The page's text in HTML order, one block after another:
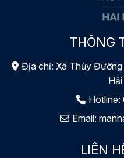
THÔNG
Địa chỉ: Xã Thủy Đường
Hotline:
Email:
LIÊN